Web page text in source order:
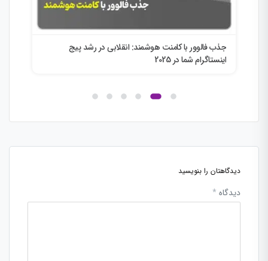
جذب فالوور با کامنت هوشمند: انقلابی در رشد پیج
اینستاگرام شما در 2025
دیدگاهتان را بنویسید
دیدگاه *